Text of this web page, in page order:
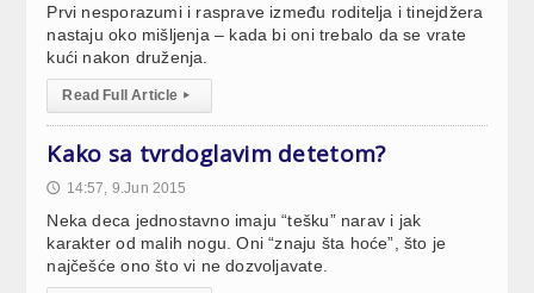
Prvi nesporazumi i rasprave između roditelja i tinejdžera
nastaju oko mišljenja – kada bi oni trebalo da se vrate
kući nakon druženja.
Read Full Article ▸
Kako sa tvrdoglavim detetom?
🕔 14:57, 9.Jun 2015
Neka deca jednostavno imaju “tešku” narav i jak
karakter od malih nogu. Oni “znaju šta hoće”, što je
najčešće ono što vi ne dozvoljavate.